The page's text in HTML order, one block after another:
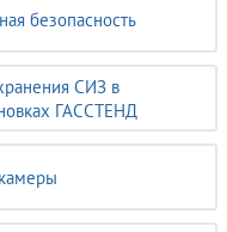
безопасность
СИЗ в
ГАССТЕНД